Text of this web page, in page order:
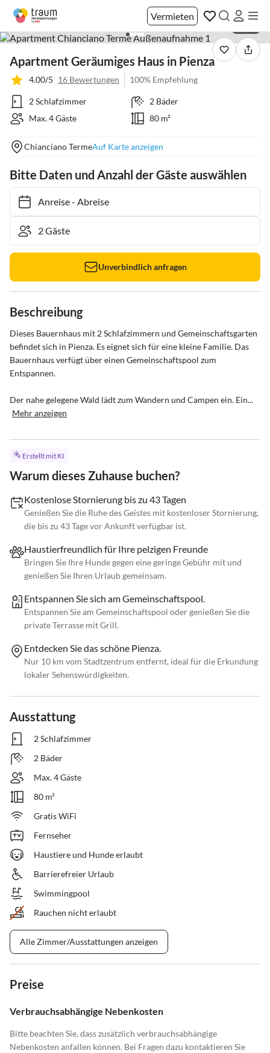
Vermieten
Apartment Geräumiges Haus in Pienza
4.00/5 16 Bewertungen 100% Empfehlung
2 Schlafzimmer
2 Bäder
Max. 4 Gäste
80 m²
Chianciano TermeAuf Karte anzeigen
Bitte Daten und Anzahl der Gäste auswählen
Anreise- Abreise
Unverbindlich anfragen
Beschreibung
Dieses Bauernhaus mit 2 Schlafzimmern und Gemeinschaftsgarten
befindet sich in Pienza. Es eignet sich für eine kleine Familie. Das
Bauernhaus verfügt über einen Gemeinschaftspool zum
Entspannen.
Der nahe gelegene Wald lädt zum Wandern und Campen ein. Ein...
Mehr anzeigen
Erstellt mit KI
Warum dieses Zuhause buchen?
Kostenlose Stornierung bis zu 43 Tagen
Genießen Sie die Ruhe des Geistes mit kostenloser Stornierung,
die bis zu 43 Tage vor Ankunft verfügbar ist.
Haustierfreundlich für Ihre pelzigen Freunde
Bringen Sie Ihre Hunde gegen eine geringe Gebühr mit und
genießen Sie Ihren Urlaub gemeinsam.
Entspannen Sie sich am Gemeinschaftspool.
Entspannen Sie am Gemeinschaftspool oder genießen Sie die
private Terrasse mit Grill.
Entdecken Sie das schöne Pienza.
Nur 10 km vom Stadtzentrum entfernt, ideal für die Erkundung
lokaler Sehenswürdigkeiten.
Ausstattung
2 Schlafzimmer
2 Bäder
Max. 4 Gäste
80 m²
Gratis WiFi
Fernseher
Haustiere und Hunde erlaubt
Barrierefreier Urlaub
Swimmingpool
Rauchen nicht erlaubt
Alle Zimmer/Ausstattungen anzeigen
Preise
Verbrauchsabhängige Nebenkosten
Bitte beachten Sie, dass zusätzlich verbrauchsabhängige
Nebenkosten anfallen können. Bei Fragen dazu kontaktieren Sie